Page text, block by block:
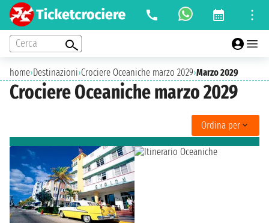
Cerca
home›Destinazioni›Crociere Oceaniche marzo 2029›Marzo 2029
Crociere Oceaniche marzo 2029
Ordina per